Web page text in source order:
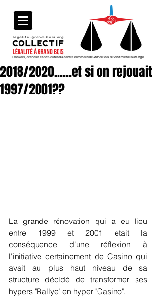
2018/2020......et si on rejouait
1997/2001??
La grande rénovation qui a eu lieu
entre 1999 et 2001 était la
conséquence d'une réflexion à
l'initiative certainement de Casino qui
avait au plus haut niveau de sa
structure décidé de transformer ses
hypers "Rallye" en hyper "Casino".